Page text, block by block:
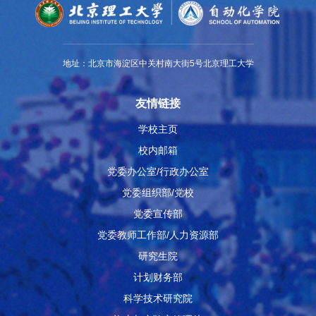
地址：北京市海淀区中关村南大街5号北京理工大学
友情链接
学校主页
校内邮箱
党委办公室/行政办公室
党委组织部/党校
党委宣传部
党委教师工作部/人力资源部
研究生院
计划财务部
科学技术研究院